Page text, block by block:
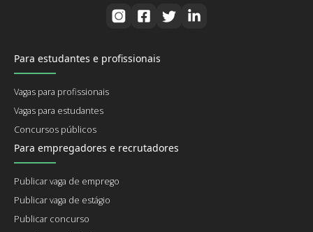
Para estudantes e profissionais
Vagas para profissionais
Vagas para estudantes
Concursos públicos
Para empregadores e recrutadores
Publicar vaga de emprego
Publicar vaga de estágio
Publicar concurso